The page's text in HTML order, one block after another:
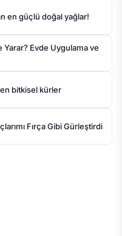
en güçlü doğal yağlar!
Yarar? Evde Uygulama ve
bitkisel kürler
Fırça Gibi Gürleştirdi